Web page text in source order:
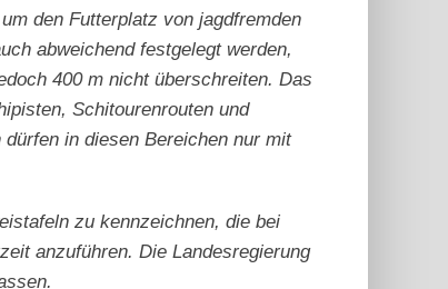
den Futterplatz von jagdfremden
abweichend festgelegt werden,
400 m nicht überschreiten. Das
Schitourenrouten und
in diesen Bereichen nur mit
zu kennzeichnen, die bei
anzuführen. Die Landesregierung